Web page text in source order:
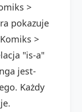
>
pokazuje
>
"is-a"
jest-
Każdy